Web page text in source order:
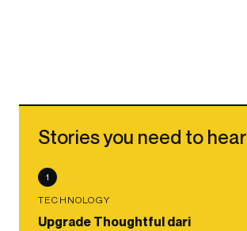
Stories you need to hear
1
TECHNOLOGY
Upgrade Thoughtful dari